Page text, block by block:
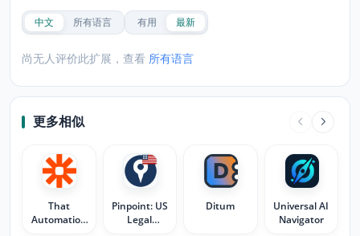
中文 所有语言 有用 最新
尚无人评价此扩展，查看 所有语言
更多相似
That
Automation
Pinpoint: US
Legal
Ditum
Universal AI
Navigator